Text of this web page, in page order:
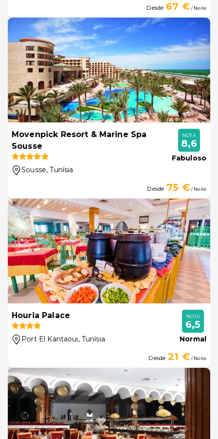
Desde 67 €/ Noite
Movenpick Resort & Marine Spa
Sousse
Sousse, Tunísia
NOTA
8,6
Fabuloso
Desde 75 €/ Noite
Houria Palace
Port El Kantaoui, Tunísia
NOTA
6,5
Normal
Desde 21 €/ Noite